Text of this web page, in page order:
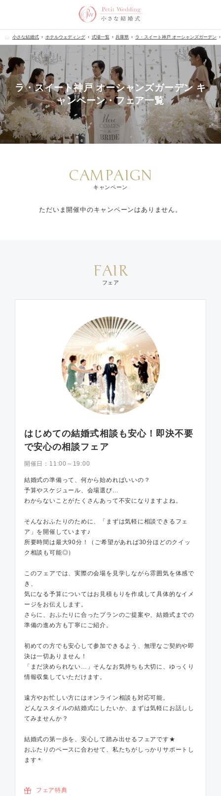
小さな結婚式 ホテルウェディング 式場一覧 兵庫県 ラ・スイート神戸 オーシャンズガーデン
ラ・スイート神戸 オーシャンズガーデン キ
ャンペーン・フェア一覧
CAMPAIGN
キャンペーン
ただいま開催中のキャンペーンはありません。
FAIR
フェア
はじめての結婚式相談も安心！即決不要
で安心の相談フェア
開催日： 11:00～19:00
結婚式の準備って、何から始めればいいの？
予算やスケジュール、会場選び…
わからないことがたくさんあって不安になりますよね。
そんなおふたりのために、「まずは気軽に相談できるフェ
ア」を開催しています♪
所要時間は最大90分！（ご希望があれば30分ほどのクイッ
ク相談も可能◎）
このフェアでは、実際の会場を見学しながら雰囲気を体感で
き、
気になる予算についてはお見積もりを作成して具体的なイメ
ージをお伝えします。
さらに、おふたりに合ったプランのご提案や、結婚式までの
準備の進め方も丁寧にご紹介。
初めての方でも安心して参加できるよう、無理なご契約や即
決は一切ありません！
「まだ決められない…」そんなお気持ちも大切に、ゆっくり
情報収集していただけます。
遠方やお忙しい方にはオンライン相談も対応可能。
どんなスタイルの結婚式にしたいか、まずは気軽にお話しし
てみませんか？
結婚式の第一歩を、安心して踏み出せるフェアです★
おふたりのペースに合わせて、私たちがしっかりサポートし
ます＊
フェア特典